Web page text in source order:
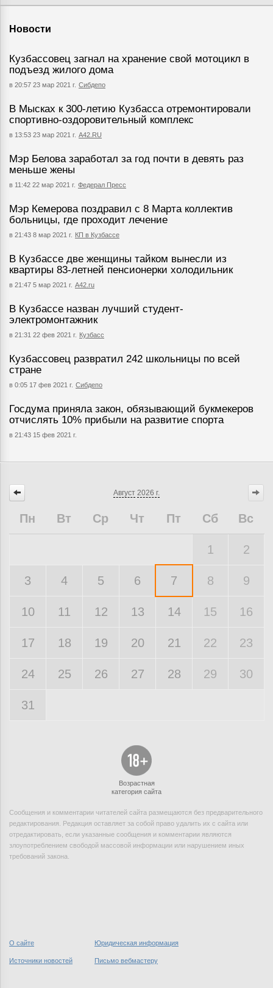
Новости
Кузбассовец загнал на хранение свой мотоцикл в
подъезд жилого дома
в 20:57 23 мар 2021 г. Сибдепо
В Мысках к 300-летию Кузбасса отремонтировали
спортивно-оздоровительный комплекс
в 13:53 23 мар 2021 г. А42.RU
Мэр Белова заработал за год почти в девять раз
меньше жены
в 11:42 22 мар 2021 г. Федерал Пресс
Мэр Кемерова поздравил с 8 Марта коллектив
больницы, где проходит лечение
в 21:43 8 мар 2021 г. КП в Кузбассе
В Кузбассе две женщины тайком вынесли из
квартиры 83-летней пенсионерки холодильник
в 21:47 5 мар 2021 г. А42.ru
В Кузбассе назван лучший студент-
электромонтажник
в 21:31 22 фев 2021 г. Кузбасс
Кузбассовец развратил 242 школьницы по всей
стране
в 0:05 17 фев 2021 г. Сибдепо
Госдума приняла закон, обязывающий букмекеров
отчислять 10% прибыли на развитие спорта
в 21:43 15 фев 2021 г.
Август 2026 г.
Пн Вт Ср Чт Пт Сб Вс
1 2
3 4 5 6 7 8 9
10 11 12 13 14 15 16
17 18 19 20 21 22 23
24 25 26 27 28 29 30
31
Возрастная
категория сайта
Сообщения и комментарии читателей сайта размещаются без предварительного
редактирования. Редакция оставляет за собой право удалить их с сайта или
отредактировать, если указанные сообщения и комментарии являются
злоупотреблением свободой массовой информации или нарушением иных
требований закона.
О сайте Юридическая информация
Источники новостей Письмо вебмастеру